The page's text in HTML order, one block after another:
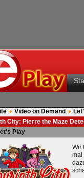
Video on Demand
City: Pierre the Maze
Play
Wir
mal